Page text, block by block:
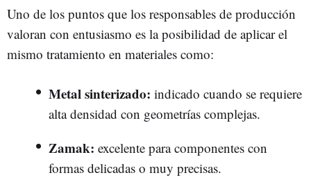
Uno de los puntos que los responsables de producción
valoran con entusiasmo es la posibilidad de aplicar el
mismo tratamiento en materiales como:
Metal sinterizado: indicado cuando se requiere
alta densidad con geometrías complejas.
Zamak: excelente para componentes con
formas delicadas o muy precisas.